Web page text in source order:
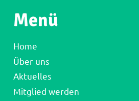
Menü
Home
Über uns
Aktuelles
Mitglied werden